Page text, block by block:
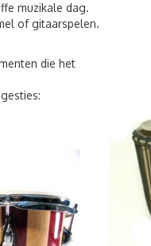
muzikale dag.
of gitaarspelen.
die het